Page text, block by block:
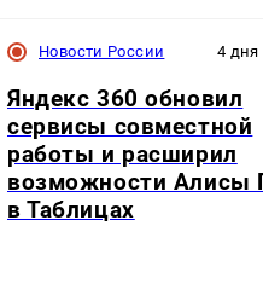
Новости России 4 дня
Яндекс 360 обновил
сервисы совместной
работы и расширил
возможности Алисы
в Таблицах